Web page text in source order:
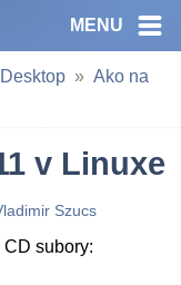
MENU
Ako na
v Linuxe
Szucs
subory: